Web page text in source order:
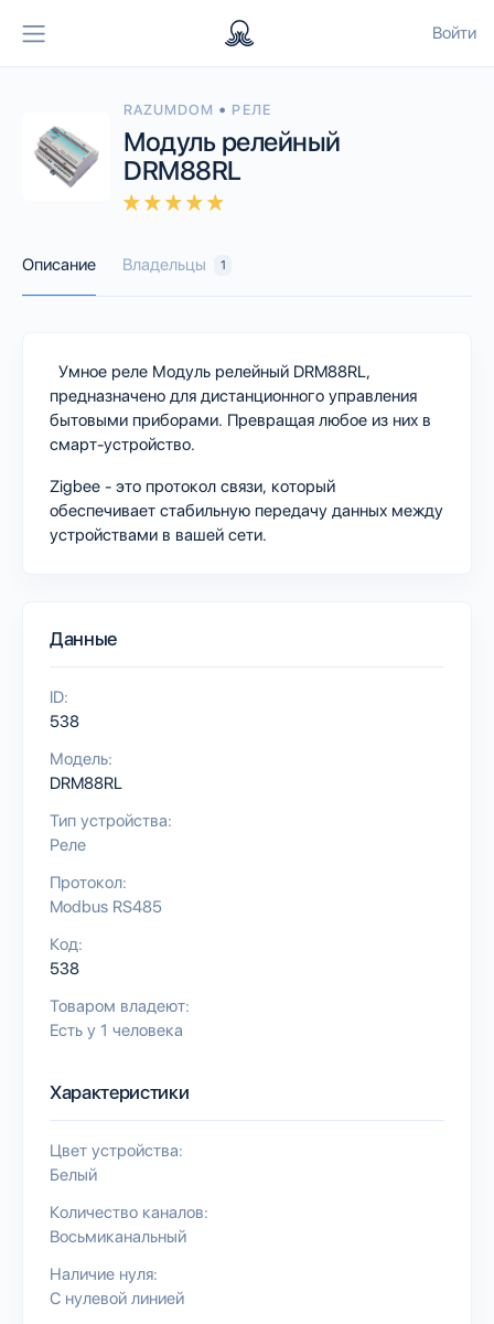
Войти
RAZUMDOM • РЕЛЕ
Модуль релейный
DRM88RL
Описание Владельцы 1
Умное реле Модуль релейный DRM88RL,
предназначено для дистанционного управления
бытовыми приборами. Превращая любое из них в
смарт-устройство.
Zigbee - это протокол связи, который
обеспечивает стабильную передачу данных между
устройствами в вашей сети.
Данные
ID:
538
Модель:
DRM88RL
Тип устройства:
Реле
Протокол:
Modbus RS485
Код:
538
Товаром владеют:
Есть у 1 человека
Характеристики
Цвет устройства:
Белый
Количество каналов:
Восьмиканальный
Наличие нуля:
С нулевой линией